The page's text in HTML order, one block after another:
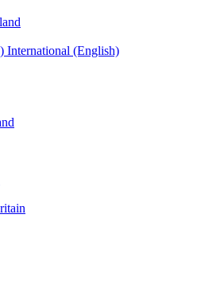
International (English)